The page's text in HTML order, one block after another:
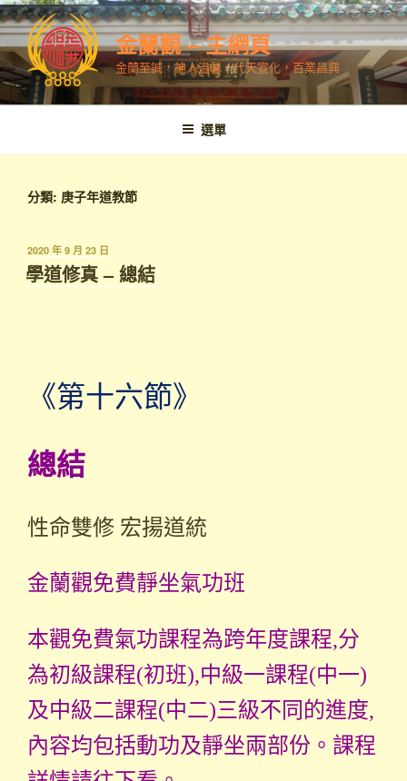
跳
至
內
容
金蘭觀 – 主網頁
金蘭至誠，神人溫馨，代天宣化，百業昌興
選單
分類: 庚子年道教節
發
表
於
2020 年 9 月 23 日
學道修真 – 總結
《第十六節》
總結
性命雙修 宏揚道統
金蘭觀免費靜坐氣功班
本觀免費氣功課程為跨年度課程,分
為初級課程(初班),中級一課程(中一)
及中級二課程(中二)三級不同的進度,
內容均包括動功及靜坐兩部份。課程